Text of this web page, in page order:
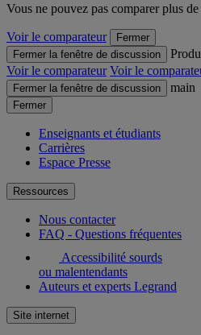
Vous ne pouvez pas comparer plus
Voir le comparateur
Fermer
Fermer la fenêtre de discussion
Voir le comparateur Voir le
Fermer la fenêtre de discussion
main
Fermer
Enseignants et étudiants
Carrières
Espace Presse
Ressources
Nous contacter
FAQ - Questions fréquentes
Accessibilité sourds
ou malentendants
Auteurs et experts Legrand
Site internet